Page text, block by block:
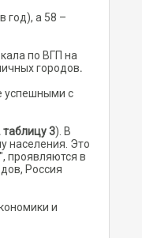
год), а 58 –
по ВГП на
городов.
успешными с
таблицу 3). В
населения. Это
проявляются в
Россия
и